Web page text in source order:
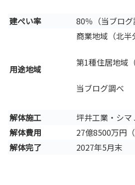
建ぺい率 80％（当ブログ
用途地域
商業地域（北半
第1種住居地域
当ブログ調べ
解体施工
坪井工業・シマ
解体費用
27億8500万円（
解体完了
2027年5月末